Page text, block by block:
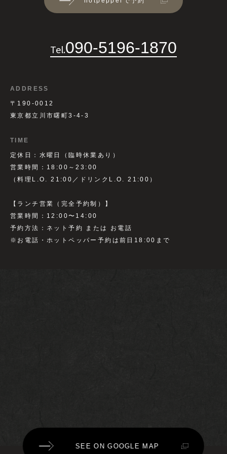
Tel.090-5196-1870
ADDRESS
〒190-0012
東京都立川市曙町3-4-3
TIME
定休日：水曜日（臨時休業あり）
営業時間：18:00～23:00
（料理L.O. 21:00／ドリンクL.O. 21:00）
【ランチ営業（完全予約制）】
営業時間：12:00〜14:00
予約方法：ネット予約 または お電話
※お電話・ホットペッパー予約は前日18:00まで
SEE ON GOOGLE MAP